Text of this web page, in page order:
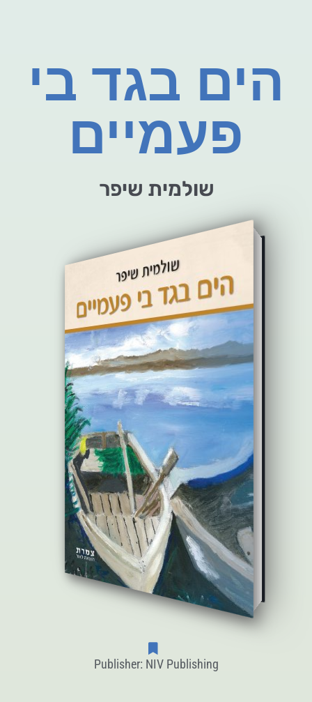
הים בגד בי
פעמיים
שולמית שיפר
Publisher: NIV Publishing